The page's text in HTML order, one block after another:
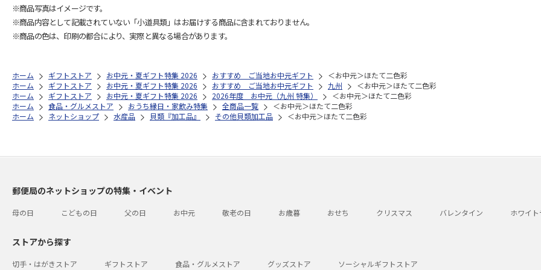
※商品写真はイメージです。
※商品内容として記載されていない「小道具類」はお届けする商品に含まれておりません。
※商品の色は、印刷の都合により、実際と異なる場合があります。
ホーム ギフトストア お中元・夏ギフト特集 2026 おすすめ ご当地お中元ギフト
＜お中元＞ほたて二色彩
ホーム
ギフトストア お中元・夏ギフト特集 2026 おすすめ ご当地お中元ギフト 九州
＜お中元＞ほたて二色彩
ホーム
ギフトストア お中元・夏ギフト特集 2026 2026年度 お中元（九州 特集）
＜お中元＞ほたて二色彩
ホーム
食品・グルメストア おうち縁日・家飲み特集 全商品一覧
＜お中元＞ほたて二色彩
ホーム
ネットショップ 水産品 貝類『加工品』 その他貝類加工品 ＜お中元＞ほたて二色彩
郵便局のネットショップの特集・イベント
母の日 こどもの日 父の日 お中元 敬老の日 お歳暮 おせち クリスマス バレンタイン ホワイ
ストアから探す
切手・はがきストア ギフトストア 食品・グルメストア グッズストア ソーシャルギフトストア